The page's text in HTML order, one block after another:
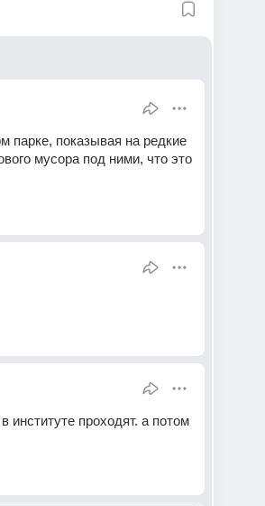
парке, показывая на редкие
мусора под ними, что это
институте проходят. а потом